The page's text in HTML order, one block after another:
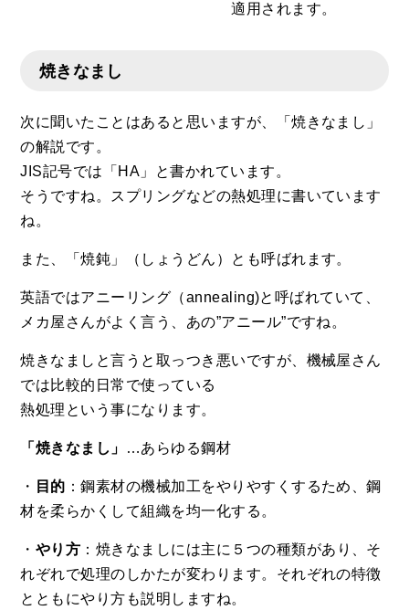
適用されます。
焼きなまし
次に聞いたことはあると思いますが、「焼きなまし」
の解説です。
JIS記号では「HA」と書かれています。
そうですね。スプリングなどの熱処理に書いています
ね。
また、「焼鈍」（しょうどん）とも呼ばれます。
英語ではアニーリング（annealing)と呼ばれていて、
メカ屋さんがよく言う、あの”アニール”ですね。
焼きなましと言うと取っつき悪いですが、機械屋さん
では比較的日常で使っている
熱処理という事になります。
「焼きなまし」 …あらゆる鋼材
・ 目的 ：鋼素材の機械加工をやりやすくするため、鋼
材を柔らかくして組織を均一化する。
・ やり方 ：焼きなましには主に５つの種類があり、そ
れぞれで処理のしかたが変わります。それぞれの特徴
とともにやり方も説明しますね。